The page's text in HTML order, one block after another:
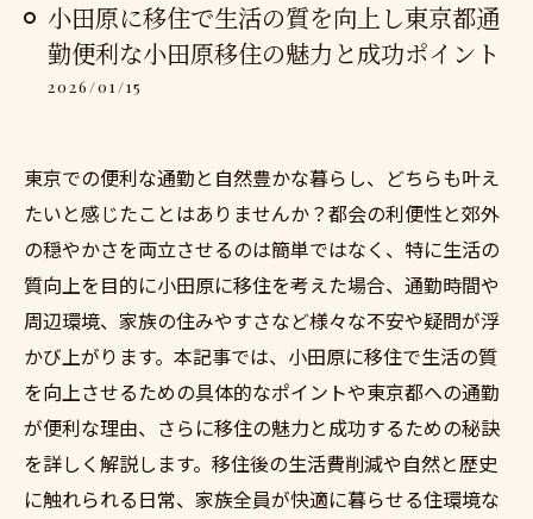
小田原に移住で生活の質を向上し東京都通
勤便利な小田原移住の魅力と成功ポイント
2026/01/15
東京での便利な通勤と自然豊かな暮らし、どちらも叶え
たいと感じたことはありませんか？都会の利便性と郊外
の穏やかさを両立させるのは簡単ではなく、特に生活の
質向上を目的に小田原に移住を考えた場合、通勤時間や
周辺環境、家族の住みやすさなど様々な不安や疑問が浮
かび上がります。本記事では、小田原に移住で生活の質
を向上させるための具体的なポイントや東京都への通勤
が便利な理由、さらに移住の魅力と成功するための秘訣
を詳しく解説します。移住後の生活費削減や自然と歴史
に触れられる日常、家族全員が快適に暮らせる住環境な